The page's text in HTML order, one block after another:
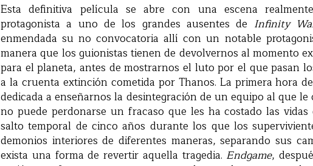
Esta definitiva película se abre con una escena
protagonista a uno de los grandes ausentes de Infinity
enmendada su no convocatoria allí con un notable
manera que los guionistas tienen de devolvernos al momento
para el planeta, antes de mostrarnos el luto por el que pasan
a la cruenta extinción cometida por Thanos. La primera hora
dedicada a enseñarnos la desintegración de un equipo al que
no puede perdonarse un fracaso que les ha costado las
salto temporal de cinco años durante los que los
demonios interiores de diferentes maneras, separando sus
exista una forma de revertir aquella tragedia. Endgame,